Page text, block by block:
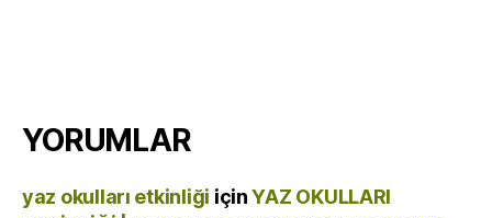
YORUMLAR
yaz okulları etkinliği içinYAZ OKULLARI